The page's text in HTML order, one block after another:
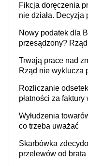
Fikcja doręczenia
nie działa.
Nowy podatek dla
przesądzony?
Trwają prace nad
Rząd nie wyklucza
Rozliczanie
płatności za faktury
Wyłudzenia
co trzeba uważać
Skarbówka
przelewów od brata